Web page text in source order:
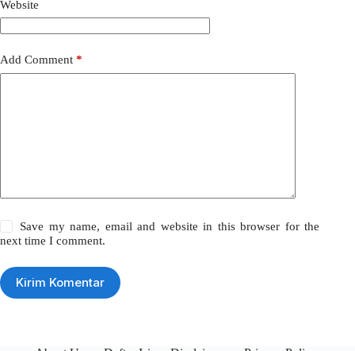
Website
Add Comment *
Save my name, email and website in this browser for the
next time I comment.
Kirim Komentar